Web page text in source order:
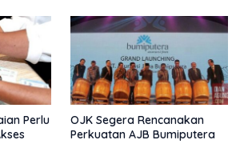
Perlu
OJK Segera Rencanakan
Perkuatan AJB Bumiputera